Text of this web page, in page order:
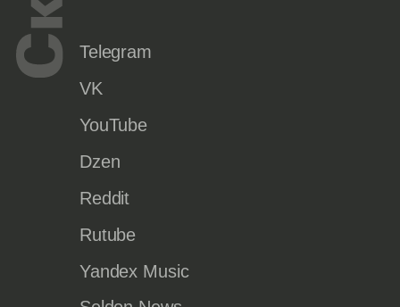
Telegram
VK
YouTube
Dzen
Reddit
Rutube
Yandex Music